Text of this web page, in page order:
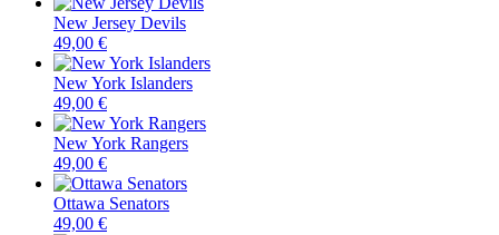
New Jersey Devils
49,00 €
New York Islanders
49,00 €
New York Rangers
49,00 €
Ottawa Senators
49,00 €